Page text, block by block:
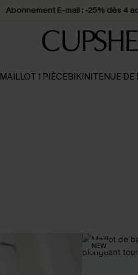
Abonnement E-mail : -25% dès 4
MAILLOT 1 PIÈCEBIKINITENUE DE
NEW